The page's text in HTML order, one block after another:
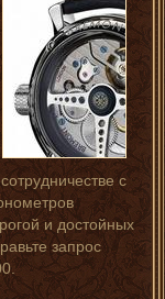
с
и достойных
запрос